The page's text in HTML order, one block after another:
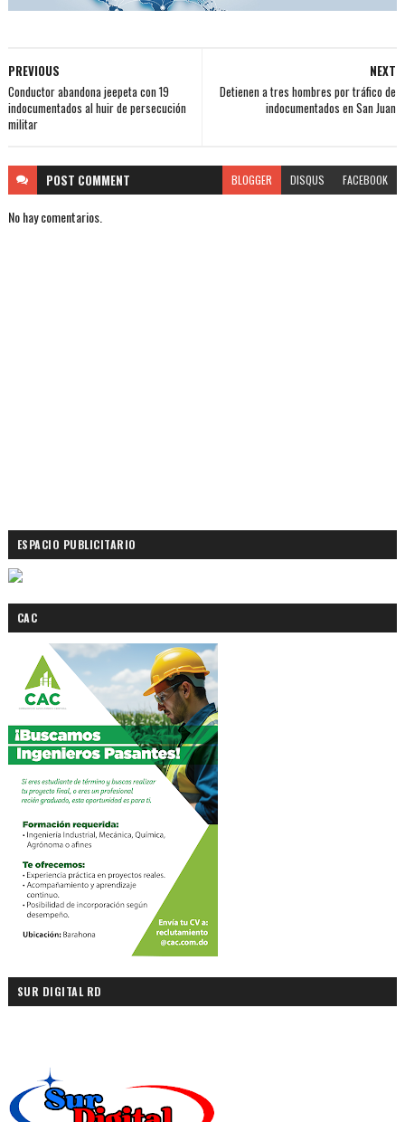
NEXT
Detienen a tres hombres por tráfico de
indocumentados en San Juan
PREVIOUS
Conductor abandona jeepeta con 19
indocumentados al huir de persecución
militar
POST COMMENT BLOGGER DISQUS FACEBOOK
No hay comentarios.
ESPACIO PUBLICITARIO
CAC
SUR DIGITAL RD